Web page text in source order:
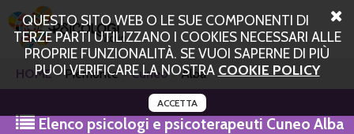
QUESTO SITO WEB O LE SUE COMPONENTI DI
TERZE PARTI UTILIZZANO I COOKIES NECESSARI ALLE
PROPRIE FUNZIONALITÀ. SE VUOI SAPERNE DI PIÙ
PUOI VERIFICARE LA NOSTRA COOKIE POLICY
ACCETTA
HOME Piemonte Cuneo Alba
Elenco psicologi e psicoterapeuti Cuneo Alba